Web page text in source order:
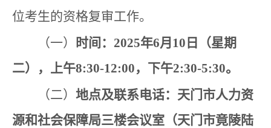
位考生的资格复审工作。
（一）
时间：2025年6月10日（星期
二），上午8:30-12:00，下午2:30-5:30。
（二） 地点及联系电话：天门市人力资
源和社会保障局三楼会议室（天门市竟陵陆